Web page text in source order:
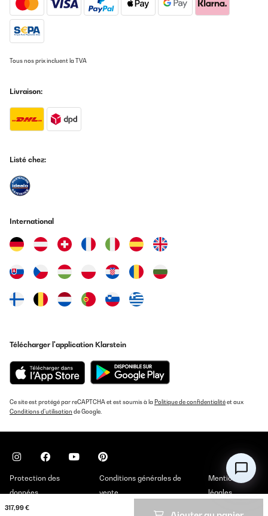
317,99 €
Tous nos prix incluent la TVA
Livraison:
Listé chez:
International
Télécharger l'application Klarstein
Ce site est protégé par reCAPTCHA et est soumis à la Politique de confidentialitéet aux
Conditions d'utilisation de Google.
Protection des
données
Conditions générales de
vente
Mentions
légales